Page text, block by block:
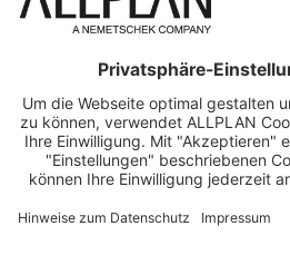
ALLPLAN auf
ALLPLAN auf
ALLPLAN
© ALLPLAN Österreich GmbH
ALLPLAN ist Teil der Nemetschek
Impressum